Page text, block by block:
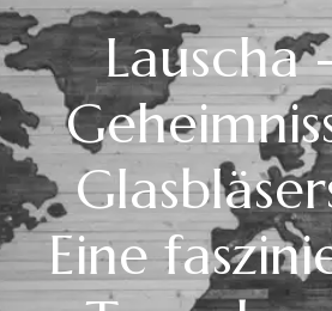
Lauscha
Eine